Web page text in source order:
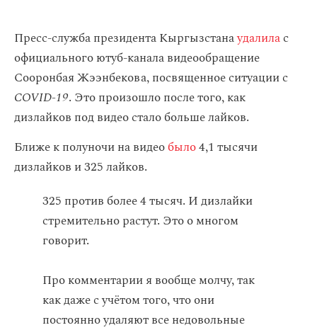
Пресс-служба президента Кыргызстанаудалилас
официального ютуб-канала видеообращение
Сооронбая Жээнбекова, посвященное ситуации с
COVID-19. Это произошло после того, как
дизлайков под видео стало больше лайков.
Ближе к полуночи на видеобыло4,1 тысячи
дизлайков и 325 лайков.
325 против более 4 тысяч. И дизлайки
стремительно растут. Это о многом
говорит.
Про комментарии я вообще молчу, так
как даже с учётом того, что они
постоянно удаляют все недовольные